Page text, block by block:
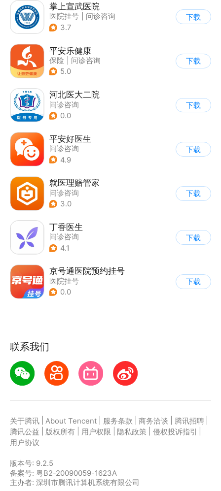
掌上宣武医院
医院挂号
问诊咨询
3.7
下载
平安乐健康
保险
问诊咨询
5.0
下载
河北医大二院
问诊咨询
0.0
下载
平安好医生
问诊咨询
4.9
下载
就医理赔管家
问诊咨询
3.0
下载
丁香医生
问诊咨询
4.1
下载
京号通医院预约挂号
医院挂号
0.0
下载
联系我们
关于腾讯 About Tencent 服务条款 商务洽谈 腾讯招聘
腾讯公益
版权所有 用户权限 隐私政策 侵权投诉指引
用户协议
版本号: 9.2.5
备案号: 粤B2-20090059-1623A
主办者: 深圳市腾讯计算机系统有限公司